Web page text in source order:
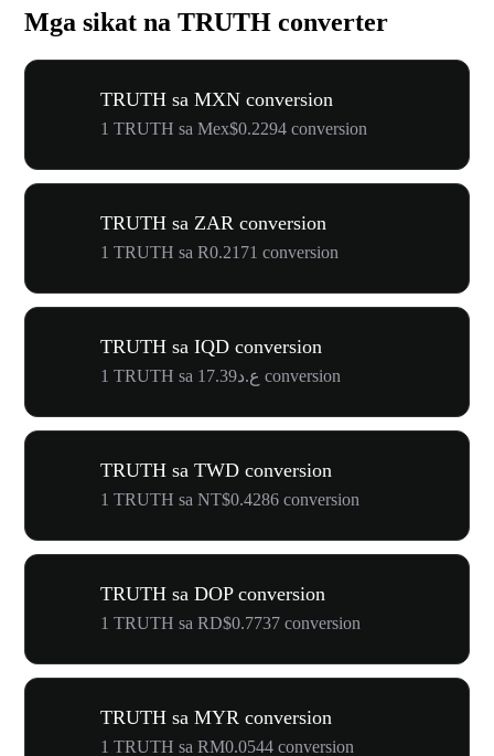
Mga sikat na TRUTH converter
TRUTH sa MXN conversion
1 TRUTH sa Mex$0.2294 conversion
TRUTH sa ZAR conversion
1 TRUTH sa R0.2171 conversion
TRUTH sa IQD conversion
1 TRUTH sa ع.د17.39 conversion
TRUTH sa TWD conversion
1 TRUTH sa NT$0.4286 conversion
TRUTH sa DOP conversion
1 TRUTH sa RD$0.7737 conversion
TRUTH sa MYR conversion
1 TRUTH sa RM0.0544 conversion